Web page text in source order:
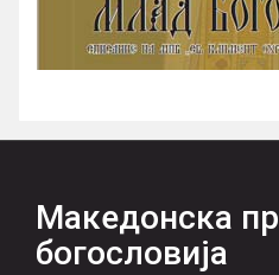
Македонска
богословија